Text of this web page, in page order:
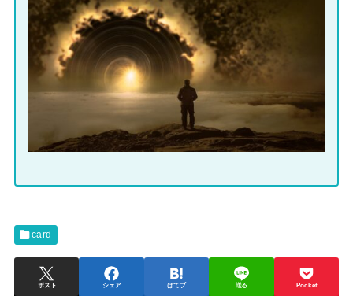
card
ポスト シェア はてブ 送る Pocket